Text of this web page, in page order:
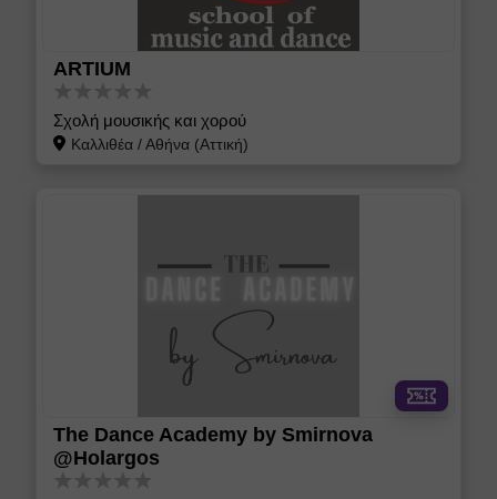
ARTIUM
Σχολή μουσικής και χορού
Καλλιθέα/Αθήνα (Αττική)
The Dance Academy by Smirnova
@Holargos